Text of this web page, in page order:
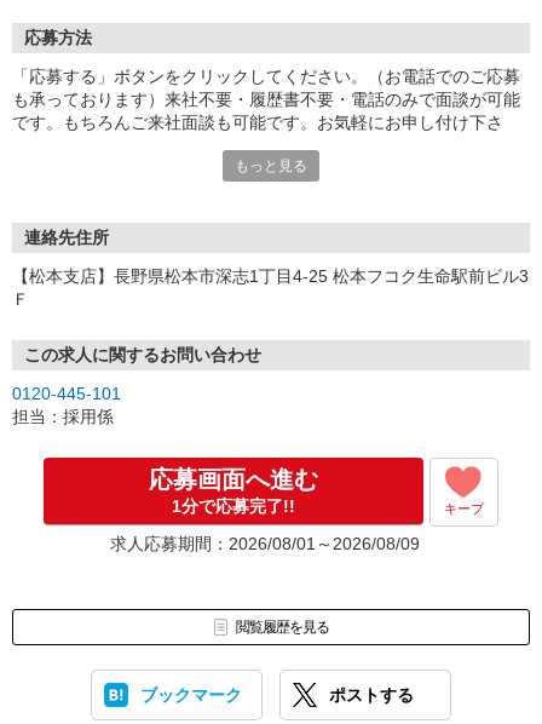
応募方法
「応募する」ボタンをクリックしてください。（お電話でのご応募
も承っております）来社不要・履歴書不要・電話のみで面談が可能
です。もちろんご来社面談も可能です。お気軽にお申し付け下さ
もっと見る
連絡先住所
【松本支店】長野県松本市深志1丁目4-25 松本フコク生命駅前ビル3
Ｆ
この求人に関するお問い合わせ
0120-445-101
担当：採用係
応募画面へ進む
1分で応募完了!! キープ
求人応募期間：2026/08/01～2026/08/09
閲覧履歴を見る
ブックマーク ポストする